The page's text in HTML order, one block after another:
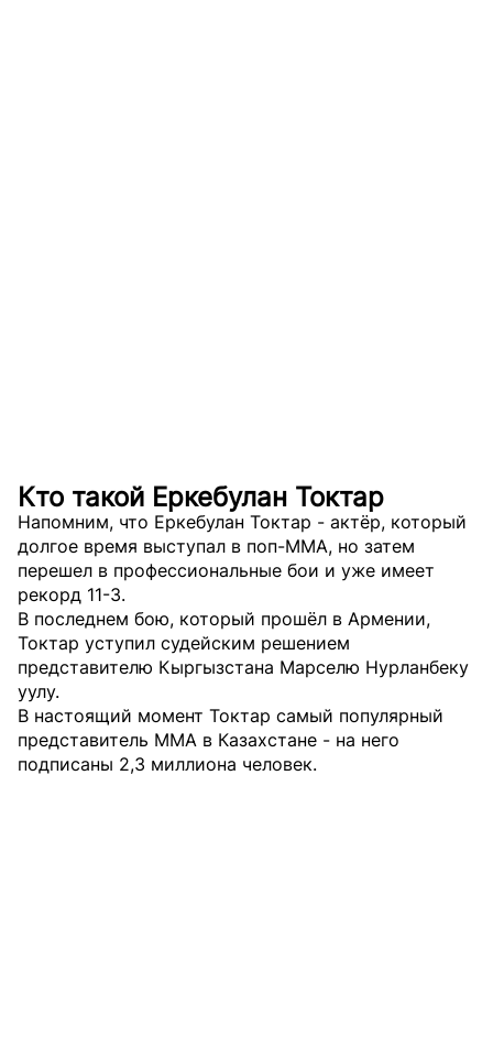
Кто такой Еркебулан Токтар
Напомним, что Еркебулан Токтар - актёр, который
долгое время выступал в поп-MMA, но затем
перешел в профессиональные бои и уже имеет
рекорд 11-3.
В последнем бою, который прошёл в Армении,
Токтар уступил судейским решением
представителю Кыргызстана Марселю Нурланбеку
уулу.
В настоящий момент Токтар самый популярный
представитель MMA в Казахстане - на него
подписаны 2,3 миллиона человек.